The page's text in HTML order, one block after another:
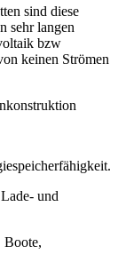
sind diese
sehr langen
bzw
keinen Strömen
und
Boote,